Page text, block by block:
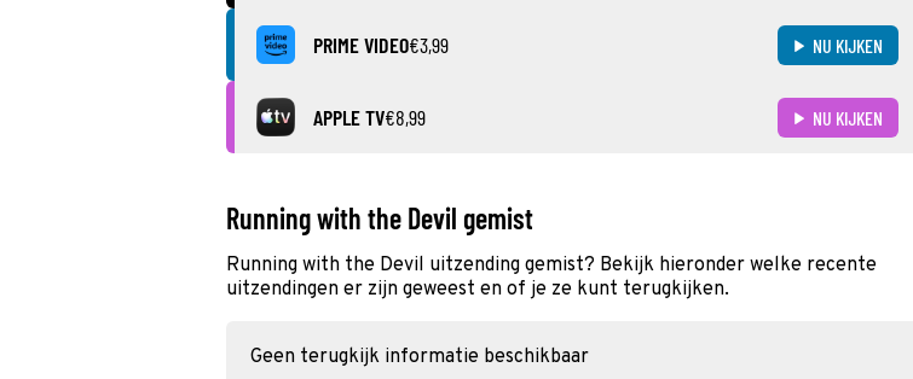
PRIME VIDEO€3,99 NU KIJKEN
APPLE TV€8,99 NU KIJKEN
Running with the Devil gemist
Running with the Devil uitzending gemist? Bekijk hieronder welke recente
uitzendingen er zijn geweest en of je ze kunt terugkijken.
Geen terugkijk informatie beschikbaar